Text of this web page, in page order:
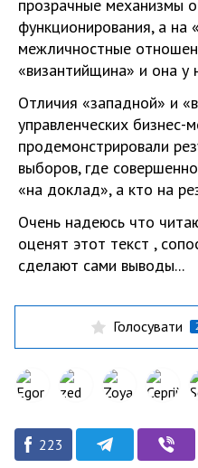
прозрачные механизмы
функционирования, а на
межличностные
«византийщина» и она у
Отличия «западной» и
управленческих
продемонстрировали
выборов, где
«на доклад», а кто на
Очень надеюсь что
оценят этот текст ,
сделают сами выводы...
Голосувати
223